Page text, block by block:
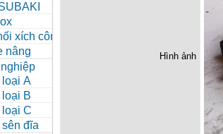
xích công
nâng
loại A
loại B
loại C
đĩa
Hình ảnh